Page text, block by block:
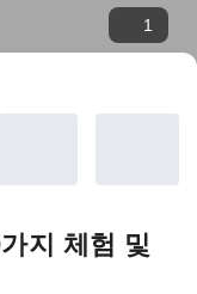
1
지 체험 및